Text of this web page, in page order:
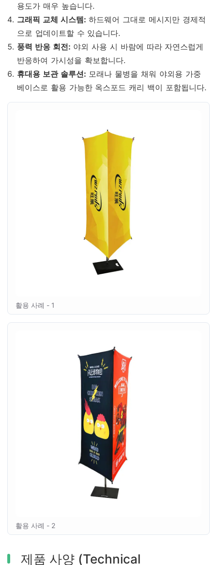
용도가 매우 높습니다.
그래픽 교체 시스템: 하드웨어 그대로 메시지만 경제적
으로 업데이트할 수 있습니다.
풍력 반응 회전: 야외 사용 시 바람에 따라 자연스럽게
반응하여 가시성을 확보합니다.
휴대용 보관 솔루션: 모래나 물병을 채워 야외용 가중
베이스로 활용 가능한 옥스포드 캐리 백이 포함됩니다.
활용 사례 - 1
활용 사례 - 2
제품 사양 (Technical